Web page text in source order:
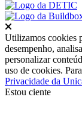
Utilizamos cookies
desempenho,
personalizar
uso de cookies.
Privacidade da
Estou ciente